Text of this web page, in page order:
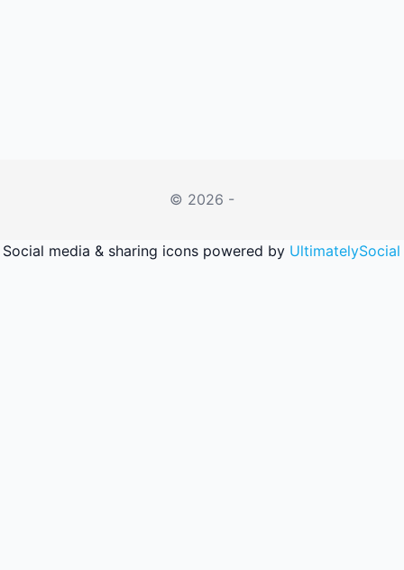
© 2026 -
Social media & sharing icons powered by UltimatelySocial